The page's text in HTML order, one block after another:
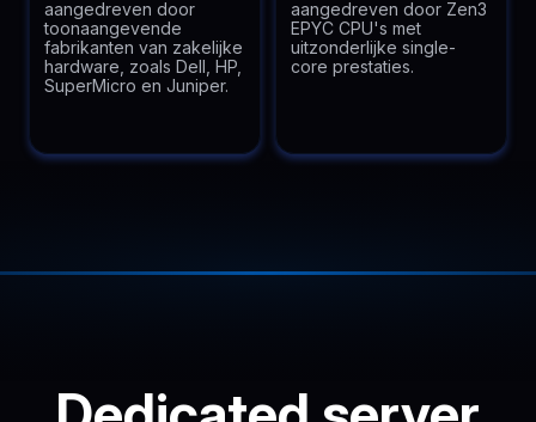
aangedreven door
toonaangevende
fabrikanten van zakelijke
hardware, zoals Dell, HP,
SuperMicro en Juniper.
aangedreven door Zen3
EPYC CPU's met
uitzonderlijke single-
core prestaties.